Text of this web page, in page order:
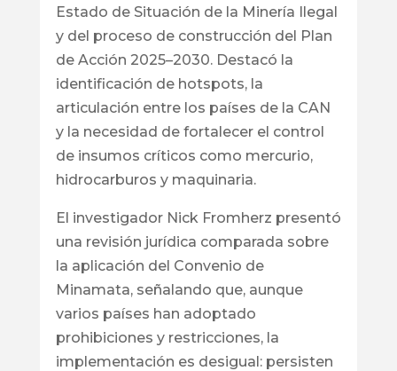
Estado de Situación de la Minería Ilegal
y del proceso de construcción del Plan
de Acción 2025–2030. Destacó la
identificación de hotspots, la
articulación entre los países de la CAN
y la necesidad de fortalecer el control
de insumos críticos como mercurio,
hidrocarburos y maquinaria.
El investigador Nick Fromherz presentó
una revisión jurídica comparada sobre
la aplicación del Convenio de
Minamata, señalando que, aunque
varios países han adoptado
prohibiciones y restricciones, la
implementación es desigual: persisten